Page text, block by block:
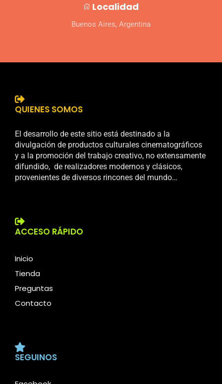
Localidad
Buenos Aires, Argentina
QUIENES SOMOS
El desarrollo de este sitio está destinado a la
divulgación de productos culturales cinematográficos
y a la promoción del trabajo creativo, no extensamente
difundido, de realizadores modernos y clásicos,
provenientes de diversos rincones del mundo…
ACCESO RÁPIDO
Inicio
Tienda
Preguntas
Contacto
SEGUINOS